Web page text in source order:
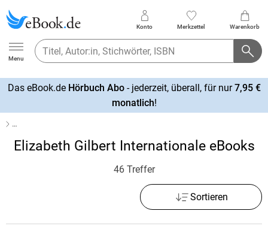
Ebook.de
Menu
Konto Merkzettel Warenkorb
Das eBook.de Hörbuch Abo- jederzeit, überall, für nur7,95 €
monatlich!
…
Elizabeth Gilbert Internationale eBooks
46 Treffer
Sortieren